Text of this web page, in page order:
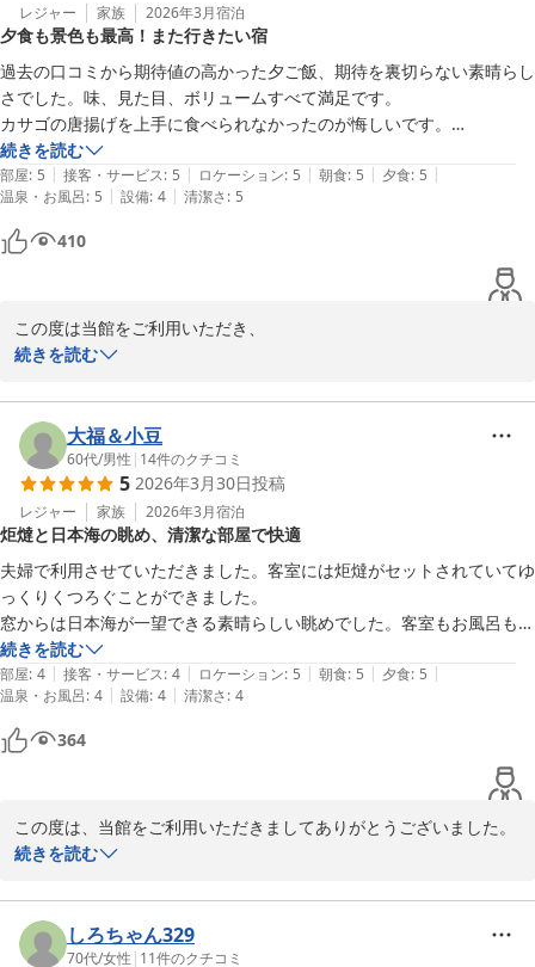
スタッフ一同、お待ちしております。
上下浜温泉 柿崎マリンホテルハマナス
2026-04-09
レジャー 家族 2026年3月宿泊
夕食も景色も最高！また行きたい宿
過去の口コミから期待値の高かった夕ご飯、期待を裏切らない素晴らし
さでした。味、見た目、ボリュームすべて満足です。
カサゴの唐揚げを上手に食べられなかったのが悔しいです。
お部屋、お風呂から見える雄大な日本海の景色もよかったです。
お風呂自体はそれほど大きくないので、混み合うとちょっと窮屈かもで
すが、宿泊だと時間をずらすことができたので、私は気になりませんで
した。
また行きたいです。
続きを読む
部屋: 5 | 接客・サービス: 5 | ロケーション: 5 | 朝食: 5 | 夕食: 5 |
温泉・お風呂: 5 | 設備: 4 | 清潔さ: 5
410
この度は当館をご利用いただき、
ありがとうございました。
お風呂は大浴場と小浴場がございますので、
小浴場のご利用だったでしょうか。
よくあたたまる、とお声をいただくことの多い温泉ですので、また
ぜひ疲れを癒しにいらしてください。
スタッフ一同、心よりお待ちしております。
上下浜温泉 柿崎マリンホテルハマナス
2026-04-03
続きを読む
大福＆小豆
60代/男性 | 14件のクチコミ
5 2026年3月30日投稿
レジャー 家族 2026年3月宿泊
炬燵と日本海の眺め、清潔な部屋で快適
夫婦で利用させていただきました。客室には炬燵がセットされていてゆ
っくりくつろぐことができました。
窓からは日本海が一望できる素晴らしい眺めでした。客室もお風呂も清
潔に掃除されていて居心地の良い時間を過ごさせていただきました。
続きを読む
部屋: 4 | 接客・サービス: 4 | ロケーション: 5 | 朝食: 5 | 夕食: 5 |
温泉・お風呂: 4 | 設備: 4 | 清潔さ: 4
364
この度は、当館をご利用いただきましてありがとうございました。
この季節の炬燵に入りながら日本海を望んでいただけるのは、この
また、客室やお風呂に関しましてもお褒めの言葉をいただきまし
て、ありがとうございます。
お客様から頂戴したお言葉は、従業員にも伝えてこれからの励みに
続きを読む
しろちゃん329
70代/女性 | 11件のクチコミ